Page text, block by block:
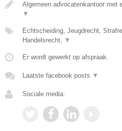
Algemeen advocatenkantoor met
▼
Echtscheiding, Jeugdrecht,
Handelsrecht, ▼
Er wordt gewerkt op afspraak.
Laatste facebook posts ▼
Sociale media: